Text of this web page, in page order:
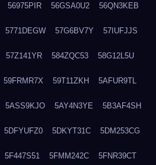
56975PIR 56GSA0U2 56QN3KEB
5771DEGW 57G6BV7Y 57IUFJJS
57Z141YR 584ZQC53 58G12L5U
59FRMR7X 59T11ZKH 5AFUR9TL
5ASS9KJO 5AY4N3YE 5B3AF4SH
5DFYUFZ0 5DKYT31C 5DM253CG
5F447S51 5FMM242C 5FNR39CT